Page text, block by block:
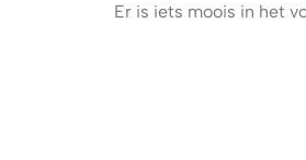
Er is iets moois in het